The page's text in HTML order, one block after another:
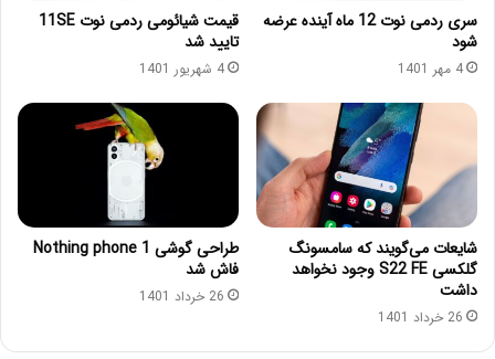
سری ردمی نوت 12 ماه آینده عرضه
شود
4 مهر 1401
قیمت شیائومی ردمی نوت 11SE
تایید شد
4 شهریور 1401
شایعات می‌گویند که سامسونگ
گلکسی S22 FE وجود نخواهد
داشت
26 خرداد 1401
طراحی گوشی Nothing phone 1
فاش شد
26 خرداد 1401